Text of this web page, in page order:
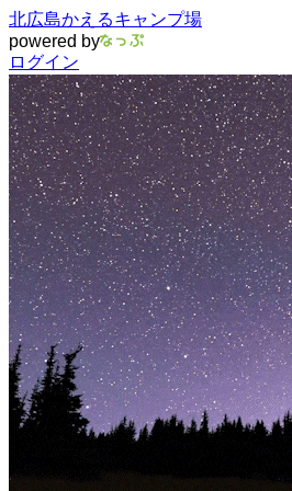
北広島かえるキャンプ場
powered by
ログイン